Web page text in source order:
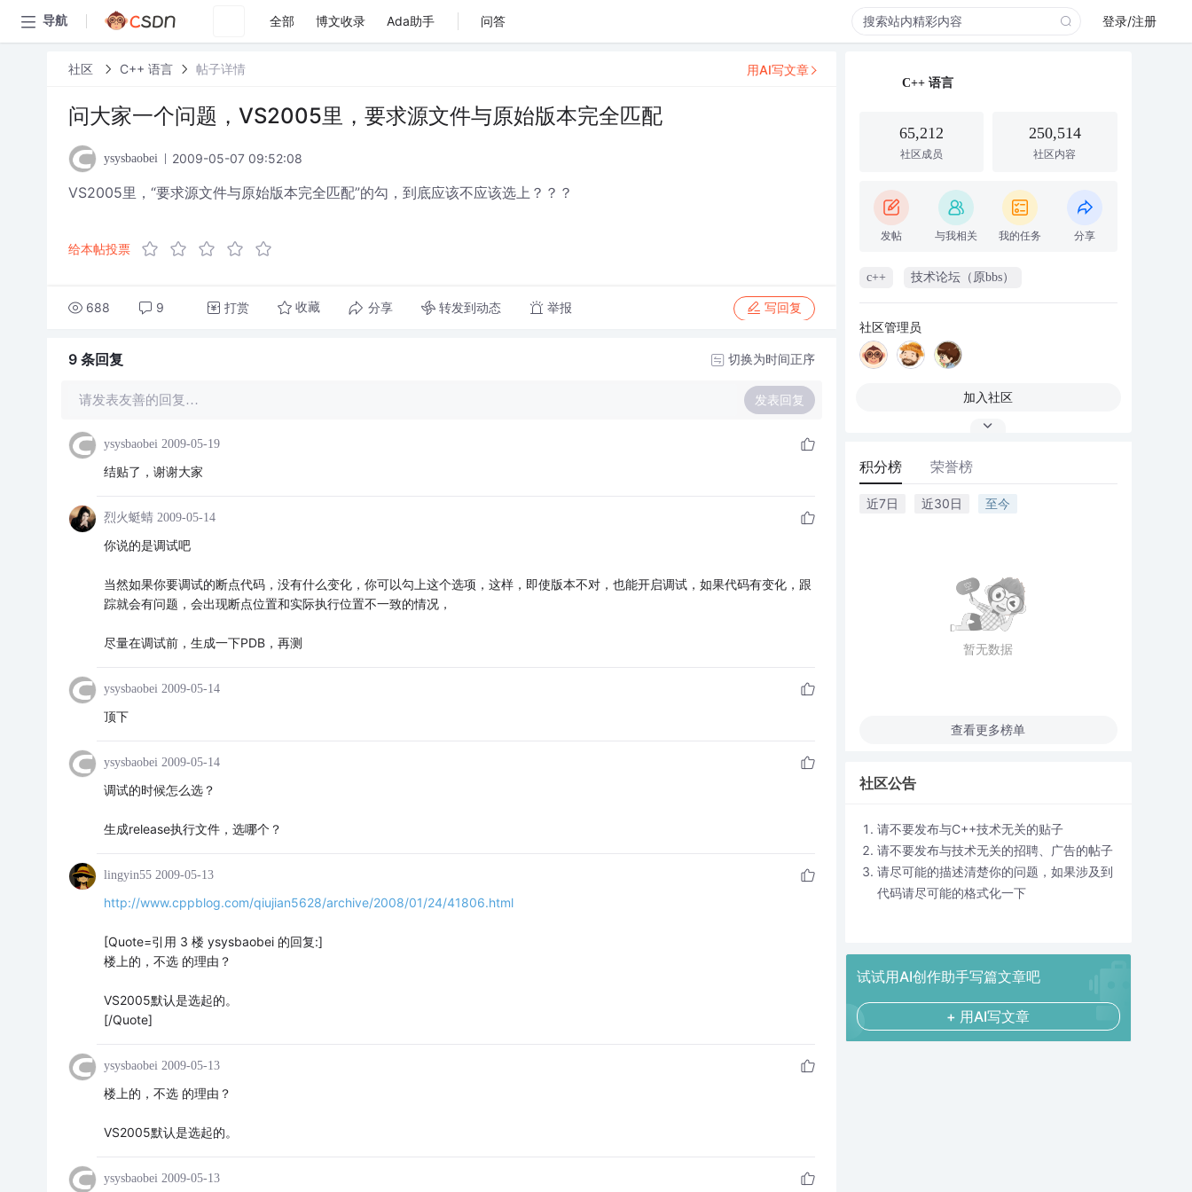
导航 全部 博文收录 Ada助手 问答 登录/注册
社区 C++ 语言 帖子详情
问大家一个问题，VS2005里，要求源文件与原始版本完全匹配
ysysbaobei 2009-05-07 09:52:08
VS2005里，“要求源文件与原始版本完全匹配”的勾，到底应该不应该选上？？？
给本帖投票
688 9 打赏 收藏 分享 转发到动态 举报 写回复
用AI写文章
9 条回复 切换为时间正序
请发表友善的回复… 发表回复
ysysbaobei 2009-05-19
结贴了，谢谢大家
烈火蜓蜻 2009-05-14
你说的是调试吧
当然如果你要调试的断点代码，没有什么变化，你可以勾上这个选项，这样，即使版本不对，也能开启调试，如果代码有变化，跟
踪就会有问题，会出现断点位置和实际执行位置不一致的情况，
尽量在调试前，生成一下PDB，再测
ysysbaobei 2009-05-14
顶下
ysysbaobei 2009-05-14
调试的时候怎么选？
生成release执行文件，选哪个？
lingyin55 2009-05-13
http://www.cppblog.com/qiujian5628/archive/2008/01/24/41806.html
[Quote=引用 3 楼 ysysbaobei 的回复:]
楼上的，不选 的理由？
VS2005默认是选起的。
[/Quote]
ysysbaobei 2009-05-13
楼上的，不选 的理由？
VS2005默认是选起的。
ysysbaobei 2009-05-13
C++ 语言
65,212
社区成员
250,514
社区内容
发帖 与我相关 我的任务 分享
c++ 技术论坛（原bbs）
社区管理员
加入社区
积分榜 荣誉榜
近7日 近30日 至今
暂无数据
查看更多榜单
社区公告
请不要发布与C++技术无关的贴子
请不要发布与技术无关的招聘、广告的帖子
请尽可能的描述清楚你的问题，如果涉及到
代码请尽可能的格式化一下
试试用AI创作助手写篇文章吧
+ 用AI写文章